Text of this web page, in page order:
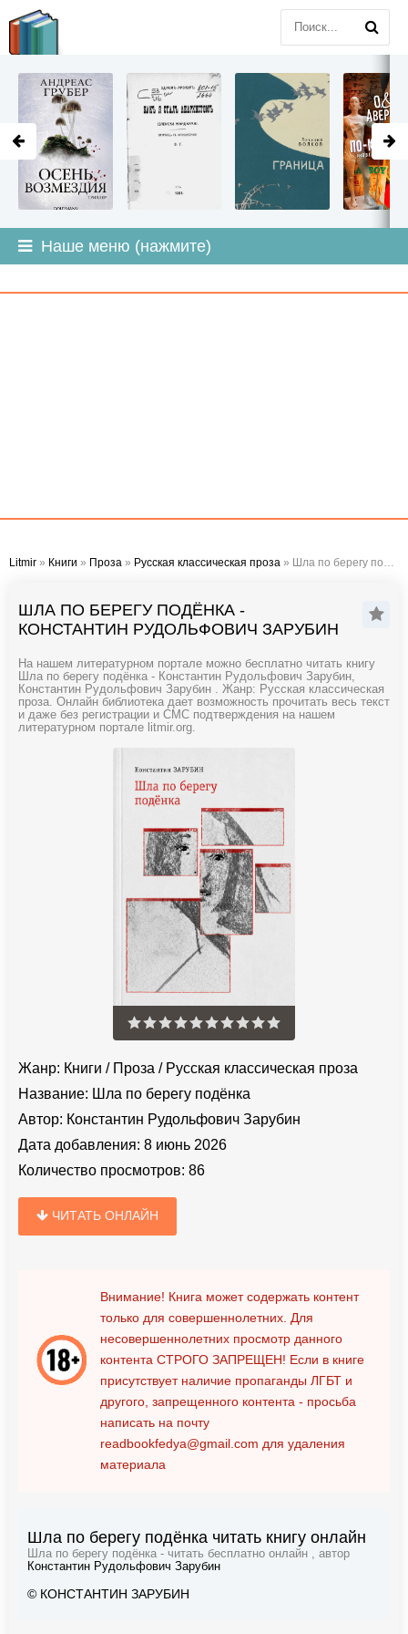
Наше меню (нажмите)
Litmir » Книги » Проза » Русская классическая проза » Шла по берегу подёнка - Константин Рудольфович Зарубин
ШЛА ПО БЕРЕГУ ПОДЁНКА -
КОНСТАНТИН РУДОЛЬФОВИЧ ЗАРУБИН
На нашем литературном портале можно бесплатно читать книгу
Шла по берегу подёнка - Константин Рудольфович Зарубин,
Константин Рудольфович Зарубин . Жанр: Русская классическая
проза. Онлайн библиотека дает возможность прочитать весь текст
и даже без регистрации и СМС подтверждения на нашем
литературном портале litmir.org.
Жанр: Книги / Проза / Русская классическая проза
Название: Шла по берегу подёнка
Автор: Константин Рудольфович Зарубин
Дата добавления: 8 июнь 2026
Количество просмотров: 86
ЧИТАТЬ ОНЛАЙН
Внимание! Книга может содержать контент
только для совершеннолетних. Для
несовершеннолетних просмотр данного
контента СТРОГО ЗАПРЕЩЕН! Если в книге
присутствует наличие пропаганды ЛГБТ и
другого, запрещенного контента - просьба
написать на почту
readbookfedya@gmail.com для удаления
материала
Шла по берегу подёнка читать книгу онлайн
Шла по берегу подёнка - читать бесплатно онлайн , автор
Константин Рудольфович Зарубин
© КОНСТАНТИН ЗАРУБИН
LITMIR.ORG